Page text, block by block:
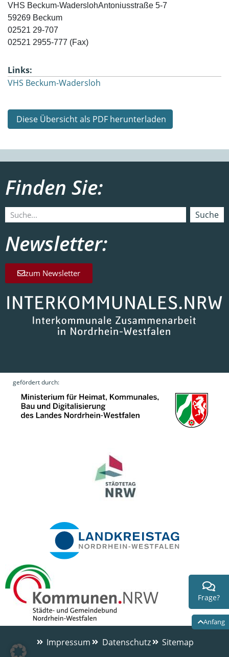
VHS Beckum-WaderslohAntoniusstraße 5-7
59269 Beckum
02521 29-707
02521 2955-777 (Fax)
Links:
VHS Beckum-Wadersloh
Diese Übersicht als PDF herunterladen
Finden Sie:
Suche
Newsletter:
zum Newsletter
gefördert durch:
Impressum Datenschutz Sitemap
Frage?
Anfang